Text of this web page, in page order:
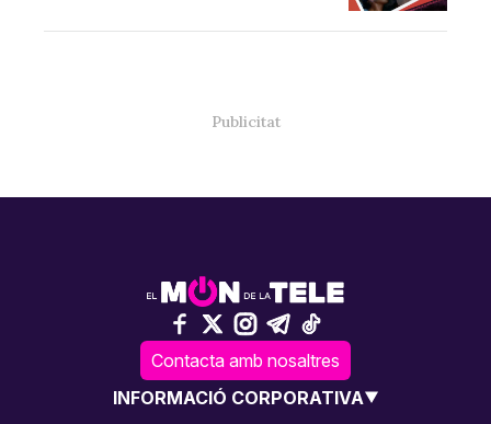
Contacta amb nosaltres
INFORMACIÓ CORPORATIVA